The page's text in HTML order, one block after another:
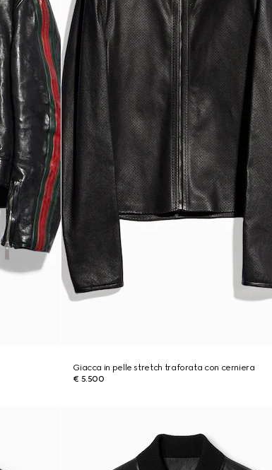
Giacca in pelle stretch traforata con cerniera
€ 5.500